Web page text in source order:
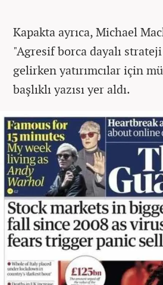
Kapakta ayrıca, Michael
"Agresif borca dayalı
gelirken yatırımcılar için
başlıklı yazısı yer aldı.